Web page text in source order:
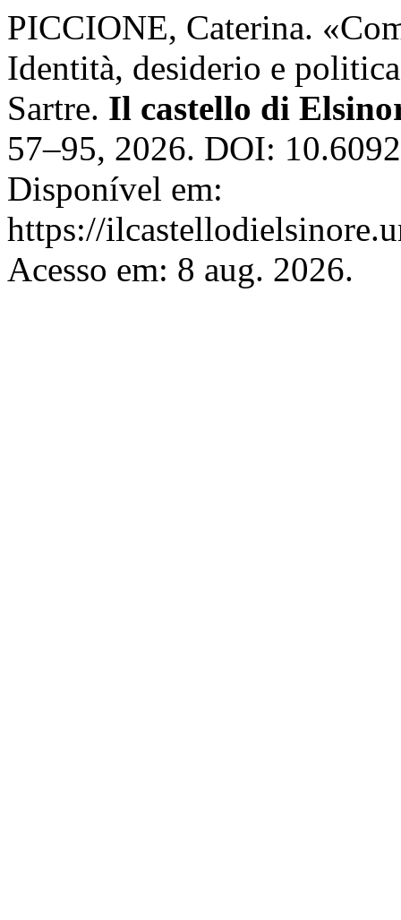
PICCIONE, Caterina.
Identità, desiderio e
Sartre. Il castello di
57–95, 2026. DOI:
Disponível em:
https://
Acesso em: 8 aug. 2026.